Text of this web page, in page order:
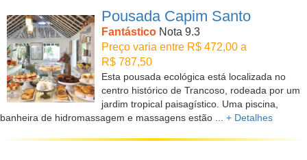
Pousada Capim Santo
Fantástico Nota 9.3
Preço varia entre R$ 472,00 a
R$ 787,50
Esta pousada ecológica está localizada no
centro histórico de Trancoso, rodeada por um
jardim tropical paisagístico. Uma piscina,
banheira de hidromassagem e massagens estão ... + Detalhes